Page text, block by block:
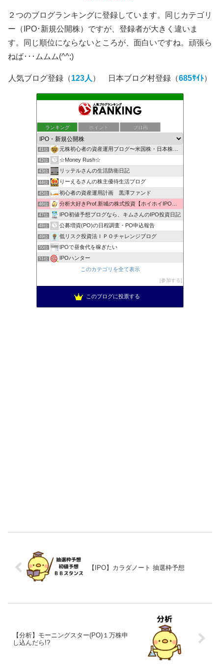
２つのブログランキングに登録しています。同じカテゴリ
ー（IPO･新規公開株）ですが、登録者が大きく違いま
す。同じ順位にならないところが、面白いですね。頑張ら
ねば･･･ムムム(^^;)
人気ブログ登録（123人 ） 日本ブログ村登録（685ｻｲﾄ）
ランキング ポイント ブロ画
39位 投資信託で儲ける！分配金収入向上計画
40位 スキマナビ
41位 元株初心者の資産運用ブログ〜米国株・日本株・IPO株投資
42位 ☆Money Rush☆
43位 リッテルさんの生活防衛日記
44位 りーえるさんの株主優待生活ブログ
45位 初心者の資産運用計画 黒澤ファンド
46位 分析大好きProf.新城の株式投資【ホイホイIPO投資術】
47位 IPO初値予想ブログなら、キムさんのIPO投資日記
48位 公募増資(PO)の日程調査・PO申込報告
49位 低リスク投資法ＩＰＯチャレンジブログ
50位 IPOで昼食代を稼ぎたい
51位 IPOハンター
ＩＰＯプランナーの当落日誌
このカテゴリを全て表示
参加する
このブログに投票する
【IPO】カラダノート 抽選枠予想
【分析】モーニングスター(PO)１万株申
し込んだら!?